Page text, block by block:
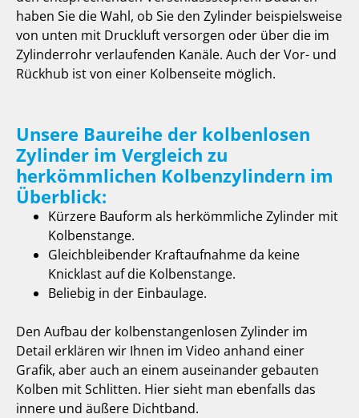
haben Sie die Wahl, ob Sie den Zylinder beispielsweise
von unten mit Druckluft versorgen oder über die im
Zylinderrohr verlaufenden Kanäle. Auch der Vor- und
Rückhub ist von einer Kolbenseite möglich.
Unsere Baureihe der kolbenlosen
Zylinder im Vergleich zu
herkömmlichen Kolbenzylindern im
Überblick:
Kürzere Bauform als herkömmliche Zylinder mit
Kolbenstange.
Gleichbleibender Kraftaufnahme da keine
Knicklast auf die Kolbenstange.
Beliebig in der Einbaulage.
Den Aufbau der kolbenstangenlosen Zylinder im
Detail erklären wir Ihnen im Video anhand einer
Grafik, aber auch an einem auseinander gebauten
Kolben mit Schlitten. Hier sieht man ebenfalls das
innere und äußere Dichtband.